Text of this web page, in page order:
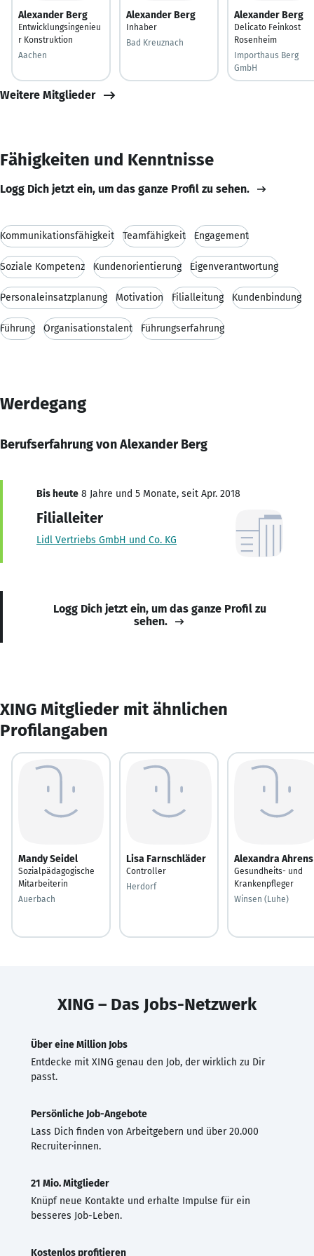
Alexander Berg
Entwicklungsingenieu
r Konstruktion
Aachen
Alexander Berg
Inhaber
Bad Kreuznach
Alexander Berg
Delicato Feinkost
Rosenheim
Importhaus Berg
GmbH
Weitere Mitglieder
Fähigkeiten und Kenntnisse
Logg Dich jetzt ein, um das ganze Profil zu sehen.
Kommunikationsfähigkeit Teamfähigkeit Engagement
Soziale Kompetenz Kundenorientierung Eigenverantwortung
Personaleinsatzplanung Motivation Filialleitung Kundenbindung
Führung Organisationstalent Führungserfahrung
Werdegang
Berufserfahrung von Alexander Berg
Bis heute 8 Jahre und 5 Monate, seit Apr. 2018
Filialleiter
Lidl Vertriebs GmbH und Co. KG
Logg Dich jetzt ein, um das ganze Profil zu
sehen.
XING Mitglieder mit ähnlichen
Profilangaben
Mandy Seidel
Sozialpädagogische
Mitarbeiterin
Auerbach
Lisa Farnschläder
Controller
Herdorf
Alexandra Ahrens
Gesundheits- und
Krankenpfleger
Winsen (Luhe)
XING – Das Jobs-Netzwerk
Über eine Million Jobs
Entdecke mit XING genau den Job, der wirklich zu Dir
passt.
Persönliche Job-Angebote
Lass Dich finden von Arbeitgebern und über 20.000
Recruiter·innen.
21 Mio. Mitglieder
Knüpf neue Kontakte und erhalte Impulse für ein
besseres Job-Leben.
Kostenlos profitieren